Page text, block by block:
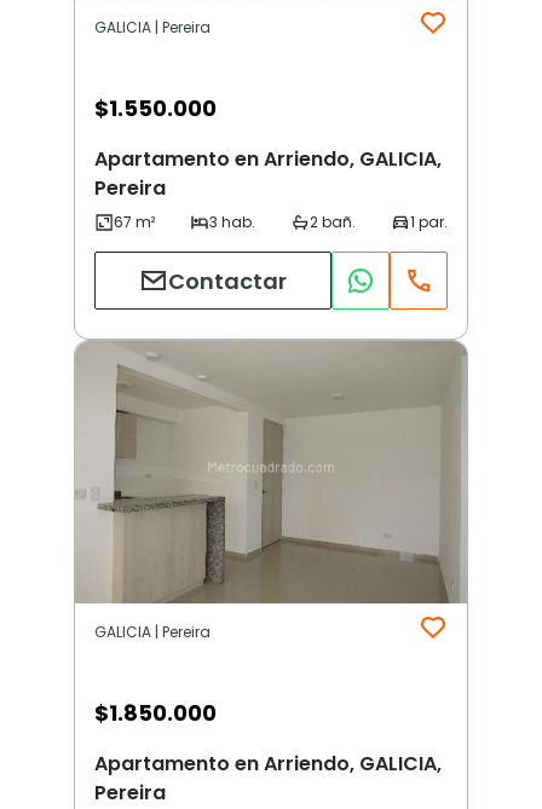
GALICIA | Pereira
$1.550.000
Apartamento en Arriendo, GALICIA,
Pereira
Contactar
GALICIA | Pereira
$1.850.000
Apartamento en Arriendo, GALICIA,
Pereira